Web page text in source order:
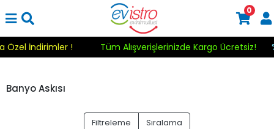
Özel İndirimler ! Tüm Alışverişlerinizde Kargo Ücretsiz!
0
Banyo Askısı
Filtreleme Sıralama